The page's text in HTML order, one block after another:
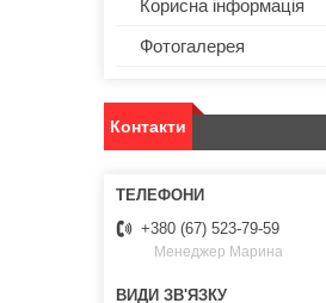
Корисна інформація
Фотогалерея
Контакти
+380 (67) 523-79-59
Менеджер Марина